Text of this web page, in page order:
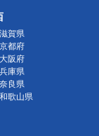
滋賀県
京都府
大阪府
兵庫県
奈良県
和歌山県